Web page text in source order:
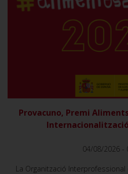
Provacuno, Premi
04/08/2026 -
La Organització